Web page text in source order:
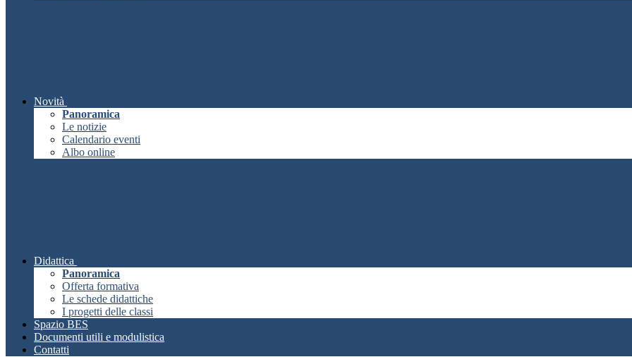
Novità
Panoramica
Le notizie
Calendario eventi
Albo online
Didattica
Panoramica
Offerta formativa
Le schede didattiche
I progetti delle classi
Spazio BES
Documenti utili e modulistica
Contatti